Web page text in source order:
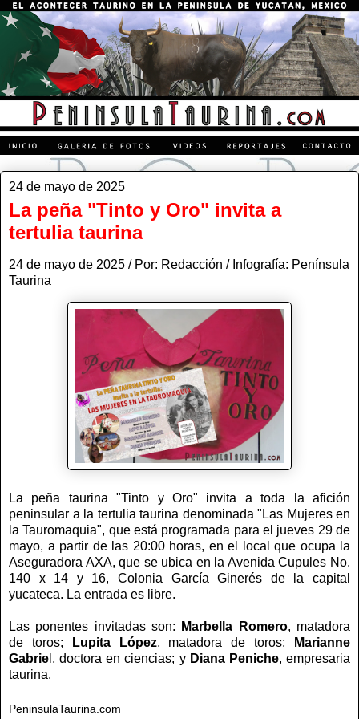
24 de mayo de 2025
La peña "Tinto y Oro" invita a
tertulia taurina
24 de mayo de 2025 / Por: Redacción / Infografía: Península
Taurina
La peña taurina "Tinto y Oro" invita a toda la afición
peninsular a la tertulia taurina denominada "Las Mujeres en
la Tauromaquia", que está programada para el jueves 29 de
mayo, a partir de las 20:00 horas, en el local que ocupa la
Aseguradora AXA, que se ubica en la Avenida Cupules No.
140 x 14 y 16, Colonia García Ginerés de la capital
yucateca. La entrada es libre.
Las ponentes invitadas son: Marbella Romero, matadora
de toros; Lupita López, matadora de toros;
Marianne
Gabrie l, doctora en ciencias; y Diana Peniche, empresaria
taurina.
PeninsulaTaurina.com